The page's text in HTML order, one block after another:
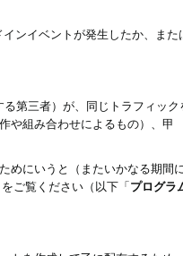
ンイベントが発生したか、また
第三者）が、同じトラフィック
や組み合わせによるもの）、甲
めにいうと（またいかなる期間に
をご覧ください（以下「プログラ